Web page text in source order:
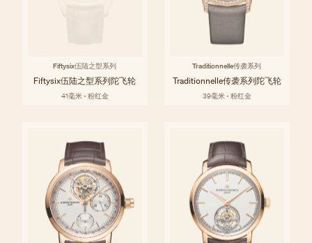
Fiftysix伍陆之型系列
Fiftysix伍陆之型系列陀飞轮
41毫米 - 粉红金
Traditionnelle传袭系列
Traditionnelle传袭系列陀飞轮
39毫米 - 粉红金